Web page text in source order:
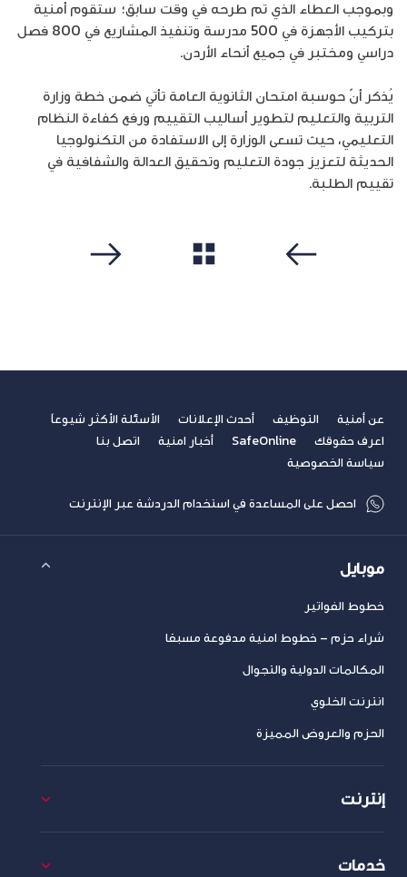
وبموجب العطاء الذي تم طرحه في وقت سابق؛ ستقوم أمنية
بتركيب الأجهزة في 500 مدرسة وتنفيذ المشاريع في 800 فصل
دراسي ومختبر في جميع أنحاء الأردن.
يُذكر أنّ حوسبة امتحان الثانوية العامة تأتي ضمن خطة وزارة
التربية والتعليم لتطوير أساليب التقييم ورفع كفاءة النظام
التعليمي، حيث تسعى الوزارة إلى الاستفادة من التكنولوجيا
الحديثة لتعزيز جودة التعليم وتحقيق العدالة والشفافية في
تقييم الطلبة.
عن أمنية التوظيف أحدث الإعلانات
الأسئلة الأكثر شيوعاً
اعرف حقوقك
SafeOnline أخبار امنية
اتصل بنا
سياسة الخصوصية
احصل على المساعدة في استخدام الدردشة عبر الإنترنت
موبايل
خطوط الفواتير
شراء حزم – خطوط امنية مدفوعة مسبقا
المكالمات الدولية والتجوال
انترنت الخلوي
الحزم والعروض المميزة
إنترنت
خدمات